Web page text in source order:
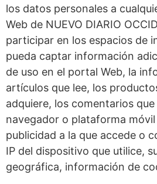
los datos personales a
Web de NUEVO DIARIO
participar en los espacios de
pueda captar información
de uso en el portal Web, la
artículos que lee, los
adquiere, los comentarios que
navegador o plataforma móvil
publicidad a la que accede o
IP del dispositivo que utilice,
geográfica, información de